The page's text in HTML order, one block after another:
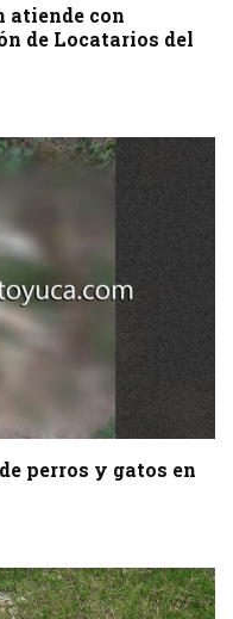
atiende con
de Locatarios del
perros y gatos en